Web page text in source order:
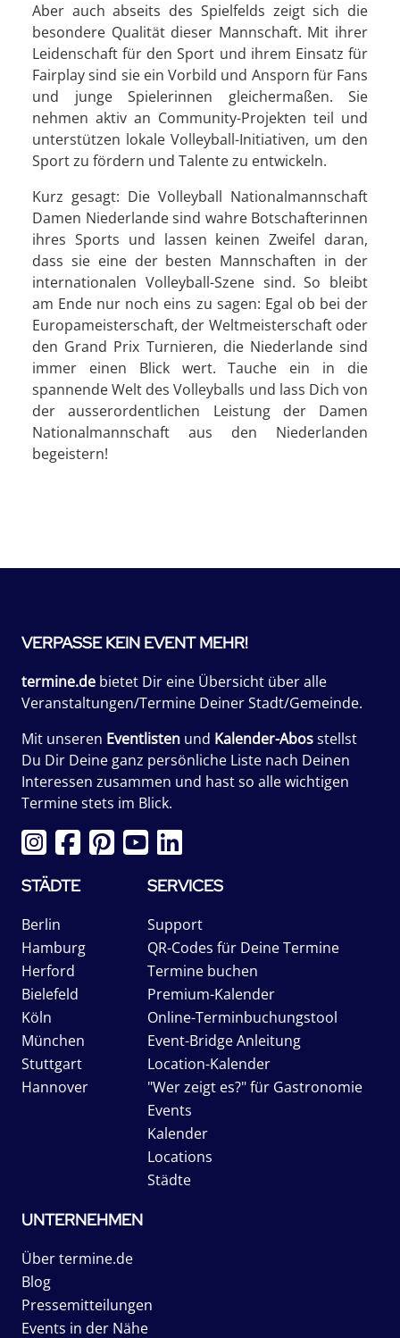
Aber auch abseits des Spielfelds zeigt sich die
besondere Qualität dieser Mannschaft. Mit ihrer
Leidenschaft für den Sport und ihrem Einsatz für
Fairplay sind sie ein Vorbild und Ansporn für Fans
und junge Spielerinnen gleichermaßen. Sie
nehmen aktiv an Community-Projekten teil und
unterstützen lokale Volleyball-Initiativen, um den
Sport zu fördern und Talente zu entwickeln.
Kurz gesagt: Die Volleyball Nationalmannschaft
Damen Niederlande sind wahre Botschafterinnen
ihres Sports und lassen keinen Zweifel daran,
dass sie eine der besten Mannschaften in der
internationalen Volleyball-Szene sind. So bleibt
am Ende nur noch eins zu sagen: Egal ob bei der
Europameisterschaft, der Weltmeisterschaft oder
den Grand Prix Turnieren, die Niederlande sind
immer einen Blick wert. Tauche ein in die
spannende Welt des Volleyballs und lass Dich von
der ausserordentlichen Leistung der Damen
Nationalmannschaft aus den Niederlanden
begeistern!
VERPASSE KEIN EVENT MEHR!
termine.de bietet Dir eine Übersicht über alle
Veranstaltungen/Termine Deiner Stadt/Gemeinde.
Mit unseren Eventlisten und Kalender-Abosstellst
Du Dir Deine ganz persönliche Liste nach Deinen
Interessen zusammen und hast so alle wichtigen
Termine stets im Blick.
STÄDTE
Berlin
Hamburg
Herford
Bielefeld
Köln
München
Stuttgart
Hannover
SERVICES
Support
QR-Codes für Deine Termine
Termine buchen
Premium-Kalender
Online-Terminbuchungstool
Event-Bridge Anleitung
Location-Kalender
"Wer zeigt es?" für Gastronomie
Events
Kalender
Locations
Städte
UNTERNEHMEN
Über termine.de
Blog
Pressemitteilungen
Events in der Nähe